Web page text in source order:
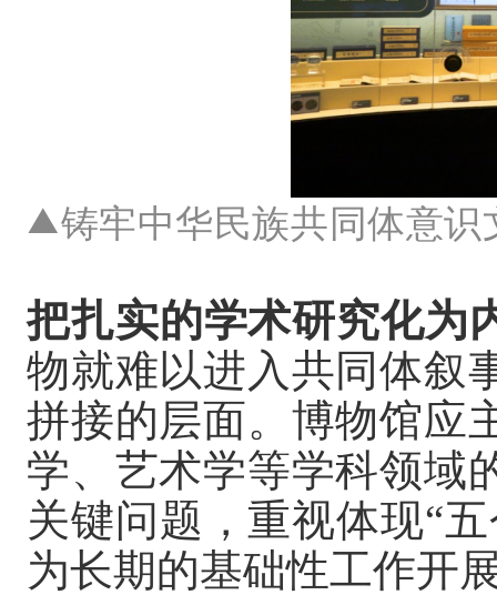
▲铸牢中华民族共同体意
把扎实的学术研究化为
物就难以进入共同体叙
拼接的层面。博物馆应
学、艺术学等学科领域
关键问题，重视体现“
为长期的基础性工作开